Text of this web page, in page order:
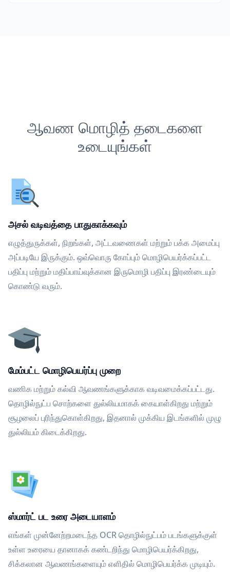
ஆவண மொழித் தடைகளை
உடையுங்கள்
அசல் வடிவத்தை பாதுகாக்கவும்
எழுத்துருக்கள், நிறங்கள், அட்டவணைகள் மற்றும் பக்க அமைப்பு
அப்படியே இருக்கும். ஒவ்வொரு கோப்பும் மொழிபெயர்க்கப்பட்ட
பதிப்பு மற்றும் மதிப்பாய்வுக்கான இருமொழி பதிப்பு இரண்டையும்
கொண்டு வரும்.
மேம்பட்ட மொழிபெயர்ப்பு முறை
வணிக மற்றும் கல்வி ஆவணங்களுக்காக வடிவமைக்கப்பட்டது.
தொழில்நுட்ப சொற்களை துல்லியமாகக் கையாள்கிறது மற்றும்
சூழலைப் புரிந்துகொள்கிறது, இதனால் முக்கிய இடங்களில் முழு
துல்லியம் கிடைக்கிறது.
ஸ்மார்ட் பட உரை அடையாளம்
எங்கள் முன்னேற்றமடைந்த OCR தொழில்நுட்பம் படங்களுக்குள்
உள்ள உரையை தானாகக் கண்டறிந்து மொழிபெயர்க்கிறது,
சிக்கலான ஆவணங்களையும் எளிதில் மொழிபெயர்க்க முடியும்.